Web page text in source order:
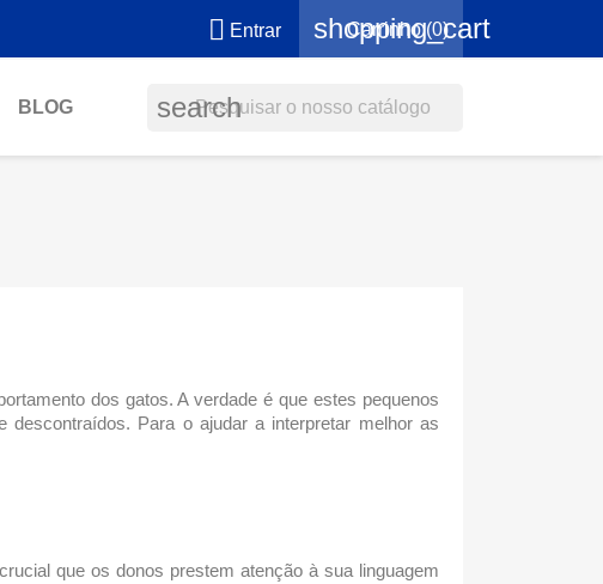
 Entrar shopping_cart
Carrinho (0)
BLOG search
dos gatos. A verdade é que estes pequenos
Para o ajudar a interpretar melhor as
que os donos prestem atenção à sua linguagem